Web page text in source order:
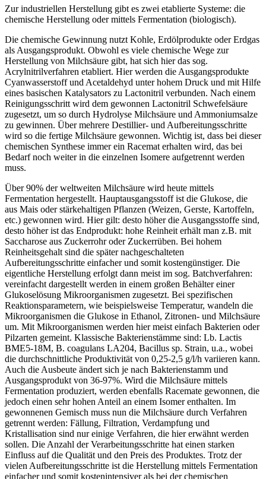
Zur industriellen Herstellung gibt es zwei etablierte Systeme: die
chemische Herstellung oder mittels Fermentation (biologisch).
Die chemische Gewinnung nutzt Kohle, Erdölprodukte oder Erdgas
als Ausgangsprodukt. Obwohl es viele chemische Wege zur
Herstellung von Milchsäure gibt, hat sich hier das sog.
Acrylnitrilverfahren etabliert. Hier werden die Ausgangsprodukte
Cyanwasserstoff und Acetaldehyd unter hohem Druck und mit Hilfe
eines basischen Katalysators zu Lactonitril verbunden. Nach einem
Reinigungsschritt wird dem gewonnen Lactonitril Schwefelsäure
zugesetzt, um so durch Hydrolyse Milchsäure und Ammoniumsalze
zu gewinnen. Über mehrere Destillier- und Aufbereitungsschritte
wird so die fertige Milchsäure gewonnen. Wichtig ist, dass bei dieser
chemischen Synthese immer ein Racemat erhalten wird, das bei
Bedarf noch weiter in die einzelnen Isomere aufgetrennt werden
muss.
Über 90% der weltweiten Milchsäure wird heute mittels
Fermentation hergestellt. Hauptausgangsstoff ist die Glukose, die
aus Mais oder stärkehaltigen Pflanzen (Weizen, Gerste, Kartoffeln,
etc.) gewonnen wird. Hier gilt: desto höher die Ausgangsstoffe sind,
desto höher ist das Endprodukt: hohe Reinheit erhält man z.B. mit
Saccharose aus Zuckerrohr oder Zuckerrüben. Bei hohem
Reinheitsgehalt sind die später nachgeschalteten
Aufbereitungsschritte einfacher und somit kostengünstiger. Die
eigentliche Herstellung erfolgt dann meist im sog. Batchverfahren:
vereinfacht dargestellt werden in einem großen Behälter einer
Glukoselösung Mikroorganismen zugesetzt. Bei spezifischen
Reaktionsparametern, wie beispielsweise Temperatur, wandeln die
Mikroorganismen die Glukose in Ethanol, Zitronen- und Milchsäure
um. Mit Mikroorganismen werden hier meist einfach Bakterien oder
Pilzarten gemeint. Klassische Bakterienstämme sind: Lb. Lactis
BME5-18M, B. coagulans LA204, Bacillus sp. Strain, u.a., wobei
die durchschnittliche Produktivität von 0,25-2,5 g/l/h variieren kann.
Auch die Ausbeute ändert sich je nach Bakterienstamm und
Ausgangsprodukt von 36-97%. Wird die Milchsäure mittels
Fermentation produziert, werden ebenfalls Racemate gewonnen, die
jedoch einen sehr hohen Anteil an einem Isomer enthalten. Im
gewonnenen Gemisch muss nun die Milchsäure durch Verfahren
getrennt werden: Fällung, Filtration, Verdampfung und
Kristallisation sind nur einige Verfahren, die hier erwähnt werden
sollen. Die Anzahl der Verarbeitungsschritte hat einen starken
Einfluss auf die Qualität und den Preis des Produktes. Trotz der
vielen Aufbereitungsschritte ist die Herstellung mittels Fermentation
einfacher und somit kostenintensiver als bei der chemischen